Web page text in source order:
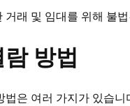
래 및 임대를 위해 불
방법
은 여러 가지가 있습